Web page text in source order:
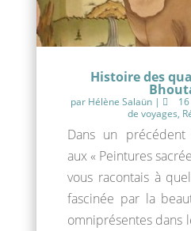
Histoire des
par Hélène Salaün |
de voyages,
Dans un précédent
aux « Peintures
vous racontais à
fascinée par la
omniprésentes dans